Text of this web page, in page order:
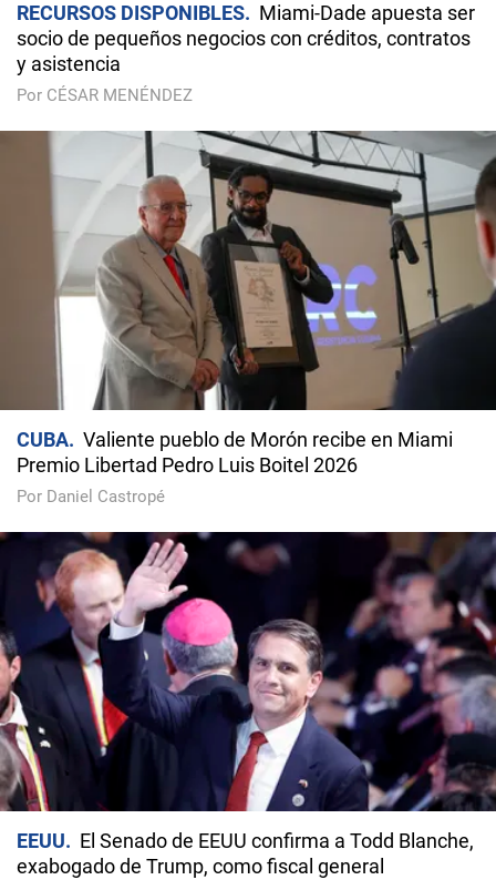
RECURSOS DISPONIBLES
Miami-Dade apuesta ser
socio de pequeños negocios con créditos, contratos
y asistencia
Por CÉSAR MENÉNDEZ
CUBA
Valiente pueblo de Morón recibe en Miami
Premio Libertad Pedro Luis Boitel 2026
Por Daniel Castropé
EEUU
El Senado de EEUU confirma a Todd Blanche,
exabogado de Trump, como fiscal general